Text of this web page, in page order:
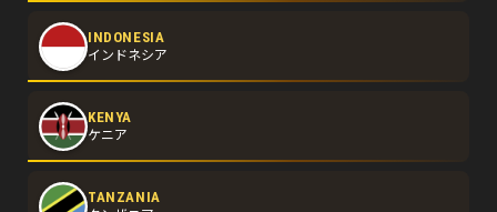
INDONESIA
インドネシア
KENYA
ケニア
TANZANIA